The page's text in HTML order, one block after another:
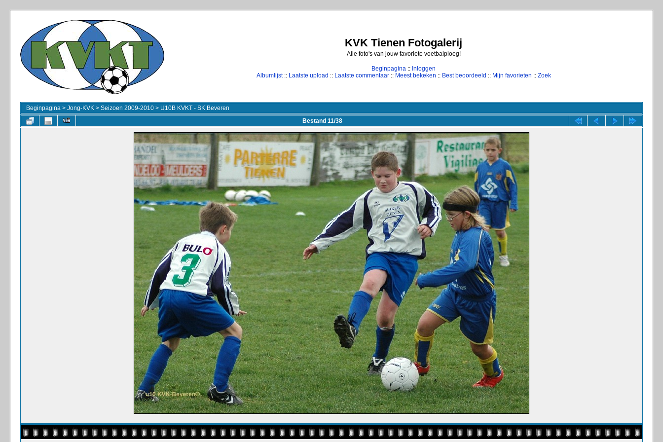
KVK Tienen Fotogalerij
Alle foto's van jouw favoriete voetbalploeg!
Beginpagina :: Inloggen
Albumlijst:: Laatste upload :: Laatste commentaar:: Meest bekeken :: Best beoordeeld :: Mijn favorieten :: Zoek
Beginpagina > Jong-KVK > Seizoen 2009-2010 > U10B KVKT - SK Beveren
Bestand 11/38